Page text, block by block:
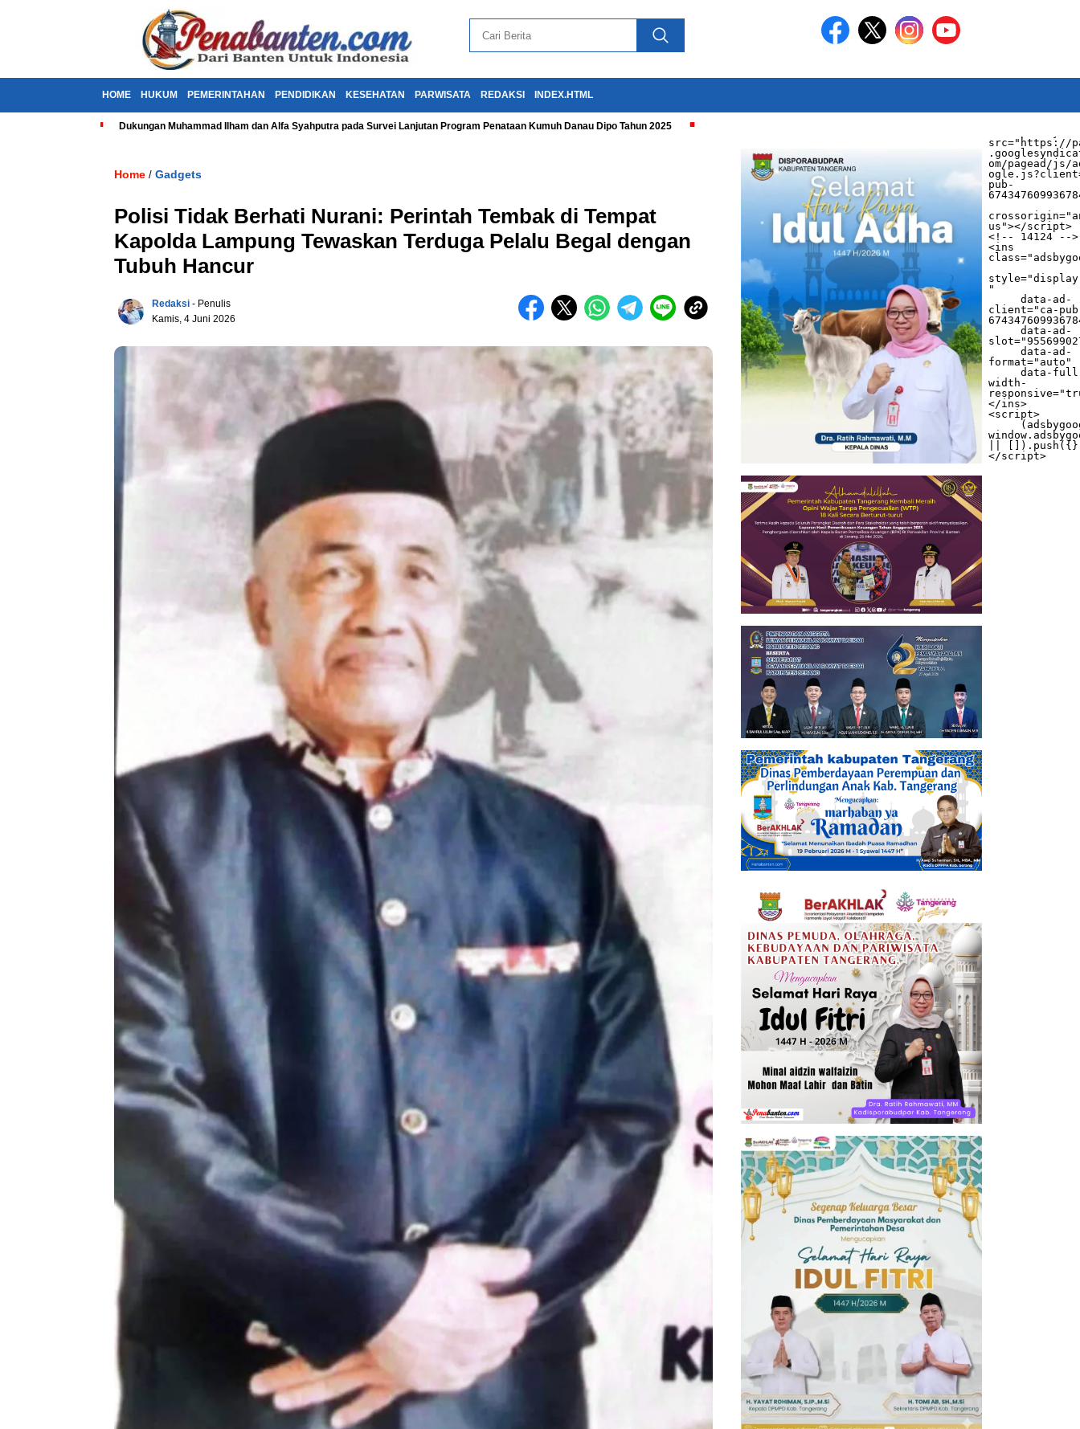
HOME HUKUM PEMERINTAHAN PENDIDIKAN KESEHATAN PARWISATA REDAKSI INDEX.HTML
Dukungan Muhammad Ilham dan Alfa Syahputra pada Survei Lanjutan Program Penataan Kumuh Danau Dipo Tahun 2025
src="https://
om/pagead/js/
pub-
us"></script>
<!-- 14124 -->
<ins
"
     data-ad-
client="ca-
     data-ad-
     data-ad-
format="auto"
     data-full-
width-
</ins>
<script>
||
</script>
Home / Gadgets
Polisi Tidak Berhati Nurani: Perintah Tembak di Tempat
Kapolda Lampung Tewaskan Terduga Pelalu Begal dengan
Tubuh Hancur
Redaksi - Penulis
Kamis, 4 Juni 2026